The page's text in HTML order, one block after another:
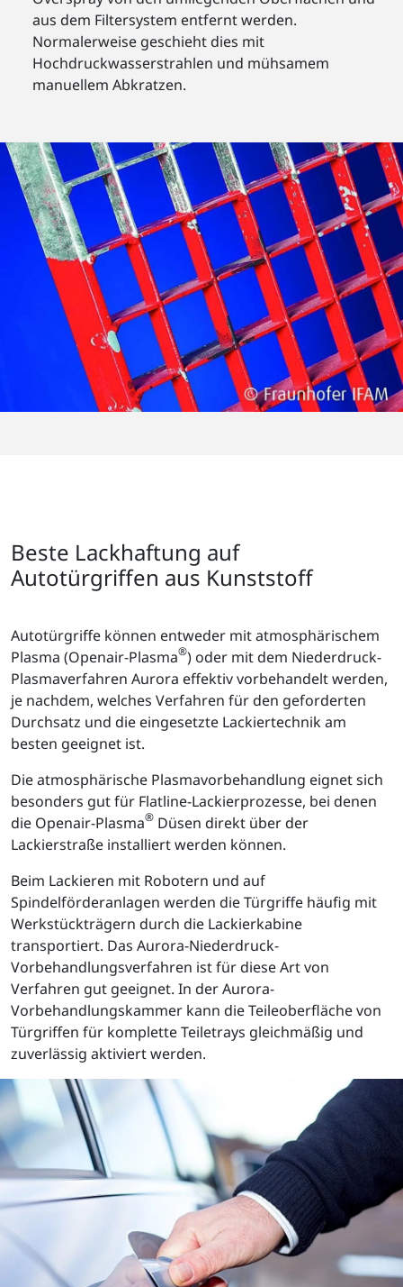
aus dem Filtersystem entfernt werden.
Normalerweise geschieht dies mit
Hochdruckwasserstrahlen und mühsamem
manuellem Abkratzen.
Beste Lackhaftung auf
Autotürgriffen aus Kunststoff
Autotürgriffe können entweder mit atmosphärischem
Plasma (Openair-Plasma®) oder mit dem Niederdruck-
Plasmaverfahren Aurora effektiv vorbehandelt werden,
je nachdem, welches Verfahren für den geforderten
Durchsatz und die eingesetzte Lackiertechnik am
besten geeignet ist.
Die atmosphärische Plasmavorbehandlung eignet sich
besonders gut für Flatline-Lackierprozesse, bei denen
die Openair-Plasma® Düsen direkt über der
Lackierstraße installiert werden können.
Beim Lackieren mit Robotern und auf
Spindelförderanlagen werden die Türgriffe häufig mit
Werkstückträgern durch die Lackierkabine
transportiert. Das Aurora-Niederdruck-
Vorbehandlungsverfahren ist für diese Art von
Verfahren gut geeignet. In der Aurora-
Vorbehandlungskammer kann die Teileoberfläche von
Türgriffen für komplette Teiletrays gleichmäßig und
zuverlässig aktiviert werden.